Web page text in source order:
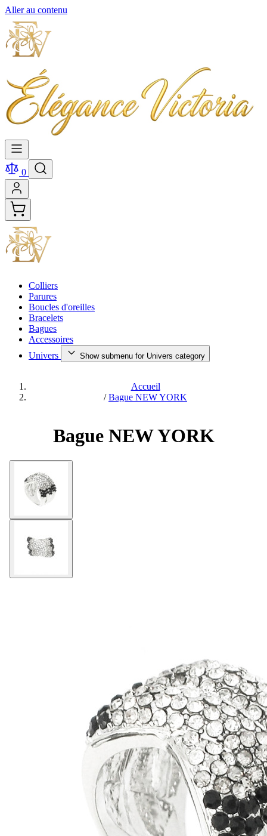
Aller au contenu
0
Colliers
Parures
Boucles d'oreilles
Bracelets
Bagues
Accessoires
Univers
Show submenu for Univers category
Accueil
/ Bague NEW YORK
Bague NEW YORK